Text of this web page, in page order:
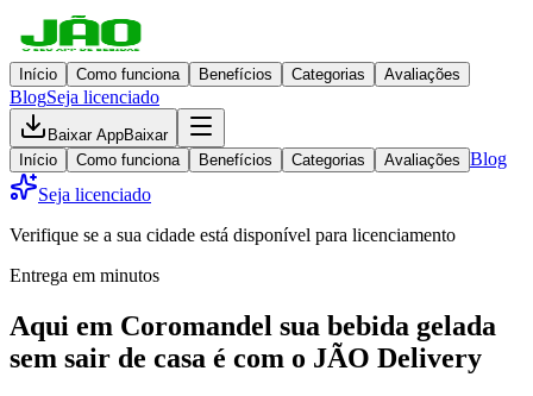
Início Como funciona Benefícios Categorias Avaliações
BlogSeja licenciado
Baixar AppBaixar
Início
Como funciona Benefícios Categorias Avaliações Blog
Seja licenciado
Verifique se a sua cidade está disponível para licenciamento
Entrega em minutos
Aqui em Coromandel sua bebida gelada
sem sair de casa é com o JÃO Delivery